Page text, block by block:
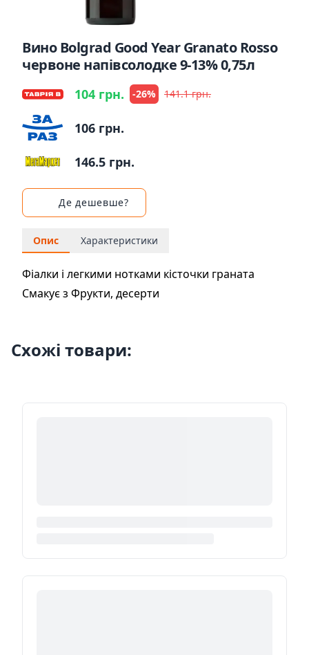
Вино Bolgrad Good Year Granato Rosso
червоне напівсолодке 9-13% 0,75л
104 грн. -26% 141.1 грн.
106 грн.
146.5 грн.
Де дешевше?
Опис Характеристики
Фіалки і легкими нотками кісточки граната
Смакує з Фрукти, десерти
Схожі товари: